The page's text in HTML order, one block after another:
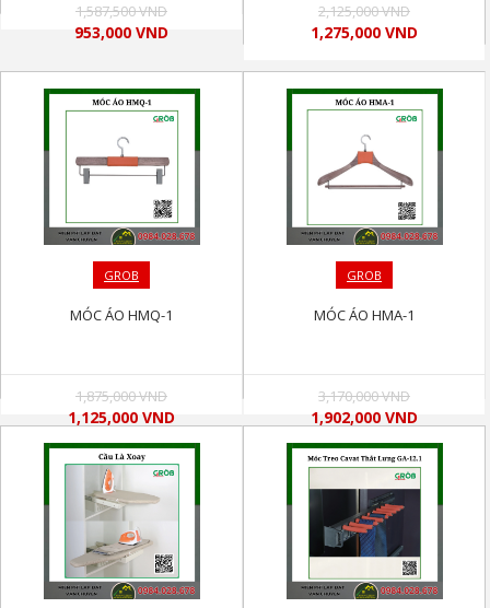
1,587,500 VND
953,000 VND
2,125,000 VND
1,275,000 VND
GROB
MÓC ÁO HMQ-1
1,875,000 VND
1,125,000 VND
GROB
MÓC ÁO HMA-1
3,170,000 VND
1,902,000 VND